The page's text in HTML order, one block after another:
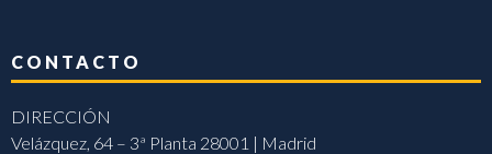
CONTACTO
DIRECCIÓN
Velázquez, 64 – 3ª Planta 28001 | Madrid